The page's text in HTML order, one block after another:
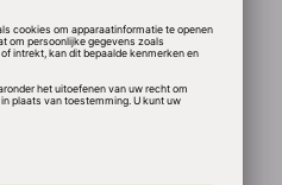
te zijn voor de
dat slechts een
en
op dat men zich
is kortzichtig